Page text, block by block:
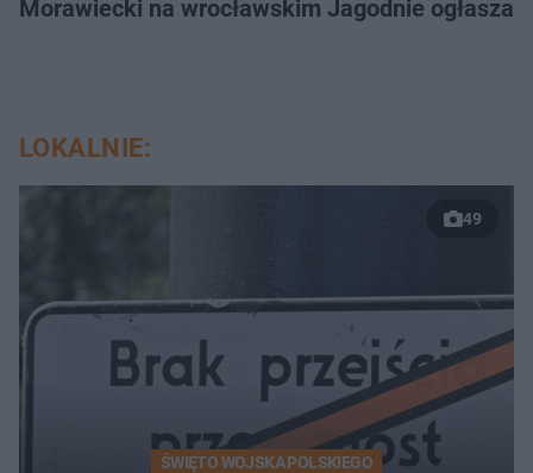
Morawiecki na wrocławskim Jagodnie ogłasza
LOKALNIE:
49
ŚWIĘTO WOJSKA POLSKIEGO